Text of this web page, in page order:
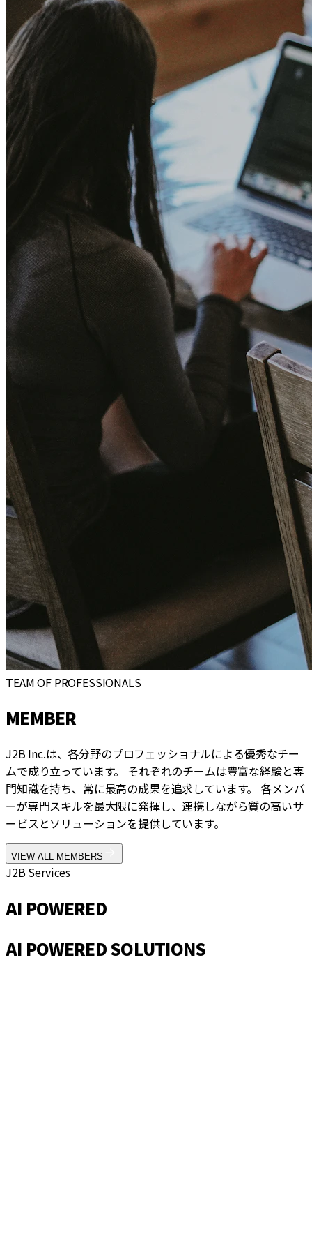
TEAM OF PROFESSIONALS
MEMBER
J2B Inc.は、各分野のプロフェッショナルによる優秀なチー
ムで成り立っています。 それぞれのチームは豊富な経験と専
門知識を持ち、常に最高の成果を追求しています。 各メンバ
ーが専門スキルを最大限に発揮し、連携しながら質の高いサ
ービスとソリューションを提供しています。
VIEW ALL MEMBERS
J2B Services
AI POWERED
AI POWERED SOLUTIONS